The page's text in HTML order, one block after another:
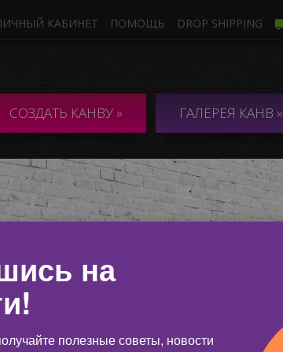
КАБИНЕТ ПОМОЩЬ DROP SHIPPING
СОЗДАТЬ КАНВУ » ГАЛЕРЕЯ КАНВ »
из 1 Фото
на
полезные советы, новости